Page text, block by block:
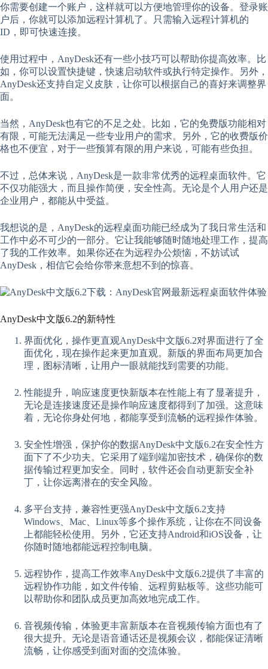
你需要创建一个账户，这样就可以方便地管理你的设备。登录账
户后，你就可以添加远程计算机了。只需输入远程计算机的
ID，即可快速连接。
使用过程中，AnyDesk还有一些小技巧可以帮助你提高效率。比
如，你可以设置快捷键，快速启动软件或执行特定操作。另外，
AnyDesk还支持自定义皮肤，让你可以根据自己的喜好来调整界
面。
当然，AnyDesk也有它的不足之处。比如，它的免费版功能相对
有限，可能无法满足一些专业用户的需求。另外，它的收费版价
格也不便宜，对于一些预算有限的用户来说，可能有些负担。
不过，总体来说，AnyDesk是一款非常优秀的远程桌面软件。它
不仅功能强大，而且操作简便，安全性高。无论是个人用户还是
企业用户，都能从中受益。
我想说的是，AnyDesk的远程桌面功能已经成为了我日常生活和
工作中必不可少的一部分。它让我能够随时随地处理工作，提高
了我的工作效率。如果你还在为远程办公烦恼，不妨试试
AnyDesk，相信它会给你带来意想不到的惊喜。
AnyDesk中文版6.2的新特性
界面优化，操作更直观AnyDesk中文版6.2对界面进行了全
面优化，现在操作起来更加直观。新版的界面布局更加合
理，图标清晰，让用户一眼就能找到需要的功能。
性能提升，响应速度更快新版本在性能上有了显著提升，
无论是连接速度还是操作响应速度都得到了加强。这意味
着，无论你身处何地，都能享受到流畅的远程操作体验。
安全性增强，保护你的数据AnyDesk中文版6.2在安全性方
面下了不少功夫。它采用了端到端加密技术，确保你的数
据传输过程更加安全。同时，软件还会自动更新安全补
丁，让你远离潜在的安全风险。
多平台支持，兼容性更强AnyDesk中文版6.2支持
Windows、Mac、Linux等多个操作系统，让你在不同设备
上都能轻松使用。另外，它还支持Android和iOS设备，让
你随时随地都能远程控制电脑。
远程协作，提高工作效率AnyDesk中文版6.2提供了丰富的
远程协作功能，如文件传输、远程剪贴板等。这些功能可
以帮助你和团队成员更加高效地完成工作。
音视频传输，体验更丰富新版本在音视频传输方面也有了
很大提升。无论是语音通话还是视频会议，都能保证清晰
流畅，让你感受到面对面的交流体验。